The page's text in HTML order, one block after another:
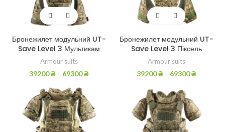
Бронежилет модульний UT-
Save Level 3 Мультикам
Armour suits
39200₴ – 69300₴
Бронежилет модульний UT-
Save Level 3 Піксель
Armour suits
39200₴ – 69300₴